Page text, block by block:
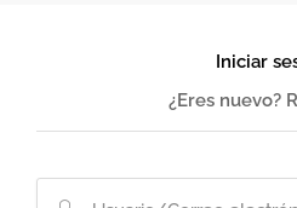
Iniciar
¿Eres nuevo?